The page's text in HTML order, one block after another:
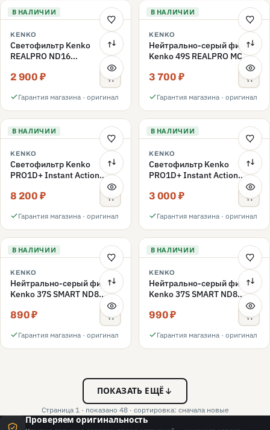
В НАЛИЧИИ
KENKO
Светофильтр Kenko
REALPRO ND16
нейтрально-серый 49mm
2 900 ₽
Гарантия магазина · оригинал
В НАЛИЧИИ
KENKO
Нейтрально-серый фильтр
Kenko 49S REALPRO MC
3 700 ₽
Гарантия магазина · оригинал
В НАЛИЧИИ
KENKO
Светофильтр Kenko
PRO1D+ Instant Action
Variable NDX3-450+C-PLS
переменной плотности
8 200 ₽
Гарантия магазина · оригинал
В НАЛИЧИИ
KENKO
Светофильтр Kenko
PRO1D+ Instant Action
Variable NDX3-450+C-PL
поляризационный 49mm
3 000 ₽
Гарантия магазина · оригинал
В НАЛИЧИИ
KENKO
Нейтрально-серый фильтр
Kenko 37S SMART ND8
890 ₽
Гарантия магазина · оригинал
В НАЛИЧИИ
KENKO
Нейтрально-серый фильтр
Kenko 37S SMART ND8
990 ₽
Гарантия магазина · оригинал
ПОКАЗАТЬ ЕЩЁ
Страница 1 · показано 48 · сортировка: сначала новые
Проверяем оригинальность